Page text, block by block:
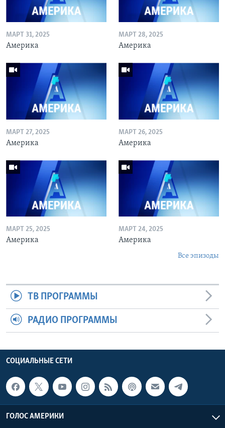
МАРТ 31, 2025
Америка
МАРТ 28, 2025
Америка
МАРТ 27, 2025
Америка
МАРТ 26, 2025
Америка
МАРТ 25, 2025
Америка
МАРТ 24, 2025
Америка
Все эпизоды
ТВ ПРОГРАММЫ
РАДИО ПРОГРАММЫ
СОЦИАЛЬНЫЕ СЕТИ
ГОЛОС АМЕРИКИ